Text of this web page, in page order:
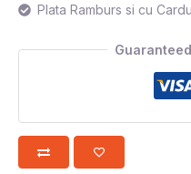
Plata Ramburs si cu